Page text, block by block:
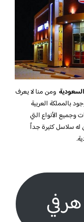
ومن منا لا يعرف
بالمملكة العربية
وجميع الأنواع التي
له سلاسل كثيرة جداً